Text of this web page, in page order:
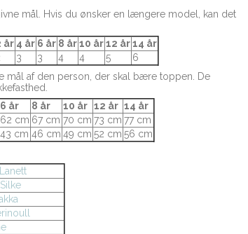
mål. Hvis du ønsker en længere model, kan det
år 4 år 6 år 8 år10 år12 år14 år
3 3 4 4 5
6
mål af den person, der skal bære toppen. De
6 år 8 år 10 år 12 år 14 år
62 cm 67 cm 70 cm 73 cm 77 cm
43 cm 46 cm 49 cm 52 cm 56 cm